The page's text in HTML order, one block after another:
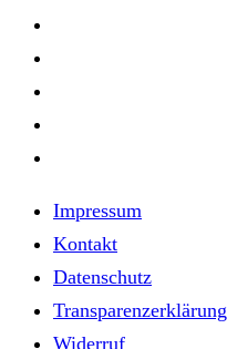
Impressum
Kontakt
Datenschutz
Transparenzerklärung
Widerruf